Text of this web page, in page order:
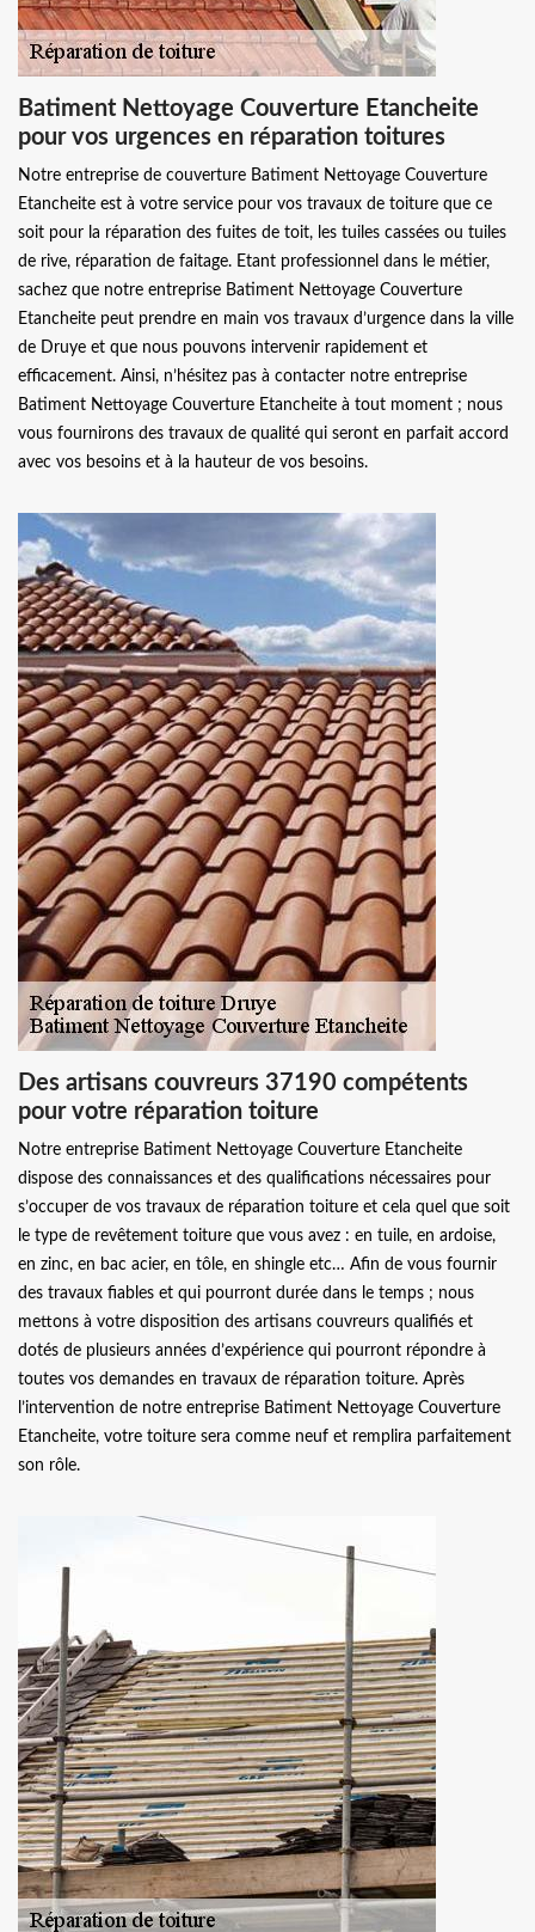
Batiment Nettoyage Couverture Etancheite
pour vos urgences en réparation toitures
Notre entreprise de couverture Batiment Nettoyage Couverture
Etancheite est à votre service pour vos travaux de toiture que ce
soit pour la réparation des fuites de toit, les tuiles cassées ou tuiles
de rive, réparation de faitage. Etant professionnel dans le métier,
sachez que notre entreprise Batiment Nettoyage Couverture
Etancheite peut prendre en main vos travaux d’urgence dans la ville
de Druye et que nous pouvons intervenir rapidement et
efficacement. Ainsi, n’hésitez pas à contacter notre entreprise
Batiment Nettoyage Couverture Etancheite à tout moment ; nous
vous fournirons des travaux de qualité qui seront en parfait accord
avec vos besoins et à la hauteur de vos besoins.
Des artisans couvreurs 37190 compétents
pour votre réparation toiture
Notre entreprise Batiment Nettoyage Couverture Etancheite
dispose des connaissances et des qualifications nécessaires pour
s’occuper de vos travaux de réparation toiture et cela quel que soit
le type de revêtement toiture que vous avez : en tuile, en ardoise,
en zinc, en bac acier, en tôle, en shingle etc… Afin de vous fournir
des travaux fiables et qui pourront durée dans le temps ; nous
mettons à votre disposition des artisans couvreurs qualifiés et
dotés de plusieurs années d’expérience qui pourront répondre à
toutes vos demandes en travaux de réparation toiture. Après
l’intervention de notre entreprise Batiment Nettoyage Couverture
Etancheite, votre toiture sera comme neuf et remplira parfaitement
son rôle.